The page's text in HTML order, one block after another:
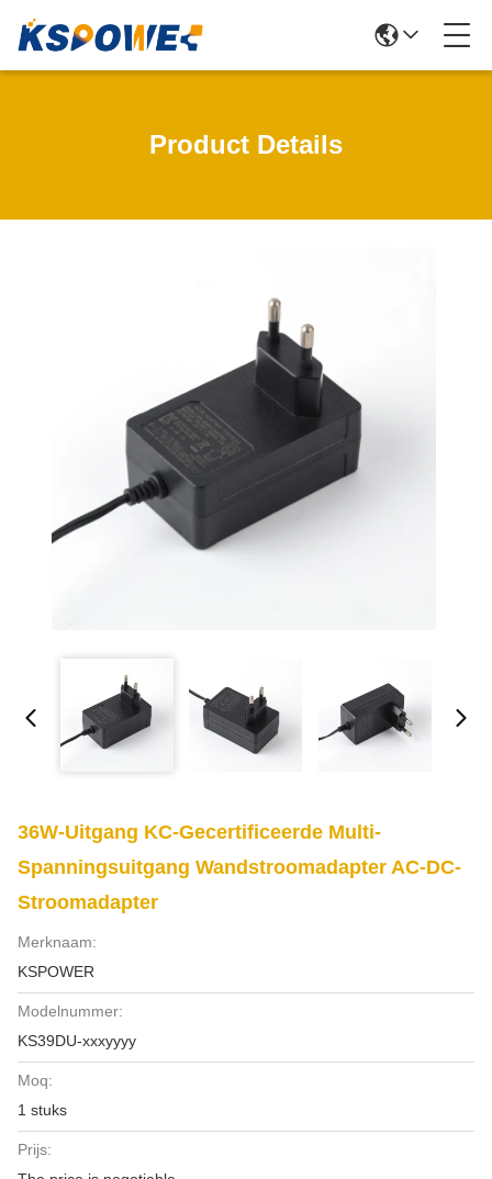
Product Details
36W-Uitgang KC-Gecertificeerde Multi-
Spanningsuitgang Wandstroomadapter AC-DC-
Stroomadapter
Merknaam:
KSPOWER
Modelnummer:
KS39DU-xxxyyyy
Moq:
1 stuks
Prijs: